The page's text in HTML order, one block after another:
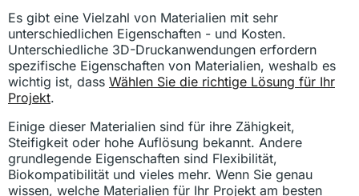
Es gibt eine Vielzahl von Materialien mit sehr
unterschiedlichen Eigenschaften - und Kosten.
Unterschiedliche 3D-Druckanwendungen erfordern
spezifische Eigenschaften von Materialien, weshalb es
wichtig ist, dass Wählen Sie die richtige Lösung für Ihr
Projekt.
Einige dieser Materialien sind für ihre Zähigkeit,
Steifigkeit oder hohe Auflösung bekannt. Andere
grundlegende Eigenschaften sind Flexibilität,
Biokompatibilität und vieles mehr. Wenn Sie genau
wissen, welche Materialien für Ihr Projekt am besten